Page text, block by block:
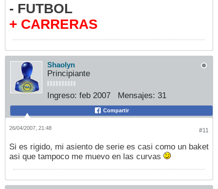
- FUTBOL
+ CARRERAS
Shaolyn
Principiante
Ingreso: feb 2007 Mensajes: 31
Compartir
#11
26/04/2007, 21:48
Si es rigido, mi asiento de serie es casi como un baket
asi que tampoco me muevo en las curvas